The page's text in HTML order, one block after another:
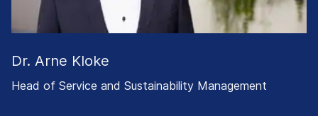
Dr. Arne Kloke
Head of Service and Sustainability Management